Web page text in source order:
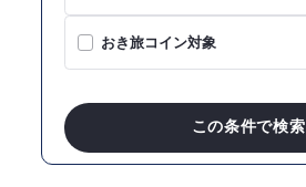
おき旅コイン対象
この条件で検索